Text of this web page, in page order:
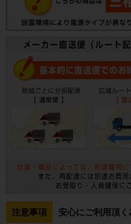
注意事項 安心にご利用頂